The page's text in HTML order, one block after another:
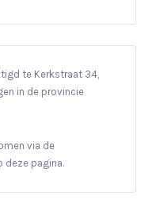
te Kerkstraat 34,
in de provincie
via de
deze pagina.